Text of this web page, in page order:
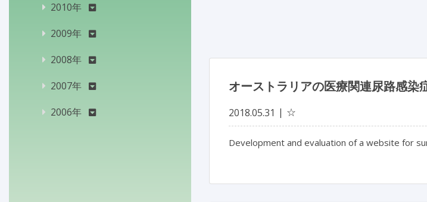
オーストラリアの医療関連尿路感染
2018.05.31 ☆
Development and evaluation of a website for
2010年
2009年
2008年
2007年
2006年